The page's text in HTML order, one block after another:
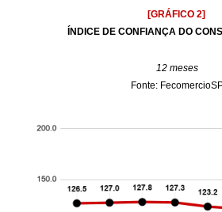
[GRÁFICO 2]
ÍNDICE DE CONFIANÇA DO
12 meses
Fonte: